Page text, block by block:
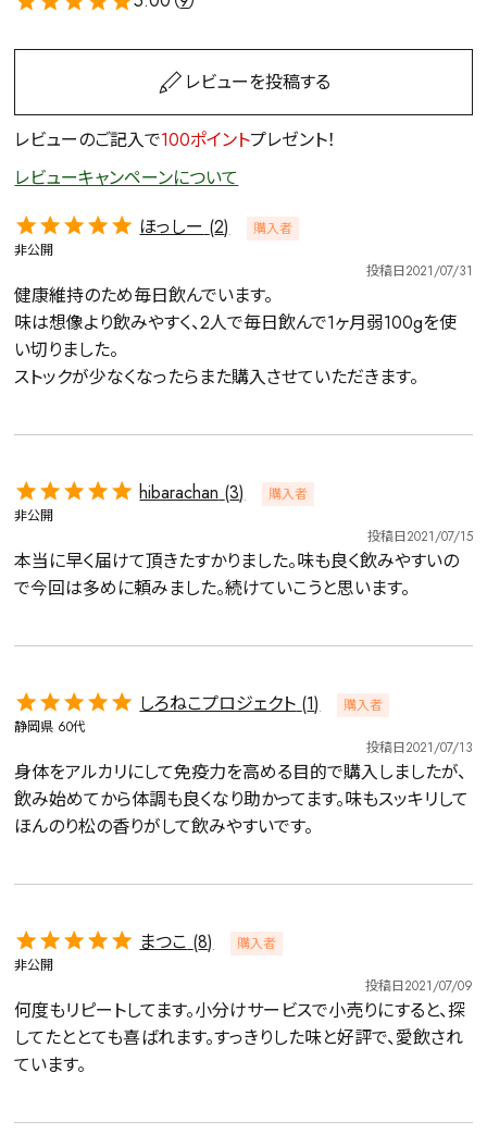
レビューを投稿する
レビューのご記入で100ポイントプレゼント！
レビューキャンペーンについて
ほっしー 2
購入者
非公開
投稿日2021/07/31
健康維持のため毎日飲んでいます。
味は想像より飲みやすく、2人で毎日飲んで1ヶ月弱100gを使
い切りました。
ストックが少なくなったらまた購入させていただきます。
hibarachan 3
購入者
非公開
投稿日2021/07/15
本当に早く届けて頂きたすかりました。味も良く飲みやすいの
で今回は多めに頼みました。続けていこうと思います。
しろねこプロジェクト 1
購入者
静岡県 60代
投稿日2021/07/13
身体をアルカリにして免疫力を高める目的で購入しましたが、
飲み始めてから体調も良くなり助かってます。味もスッキリして
ほんのり松の香りがして飲みやすいです。
まつこ 8
購入者
非公開
投稿日2021/07/09
何度もリピートしてます。小分けサービスで小売りにすると、探
してたととても喜ばれます。すっきりした味と好評で、愛飲され
ています。